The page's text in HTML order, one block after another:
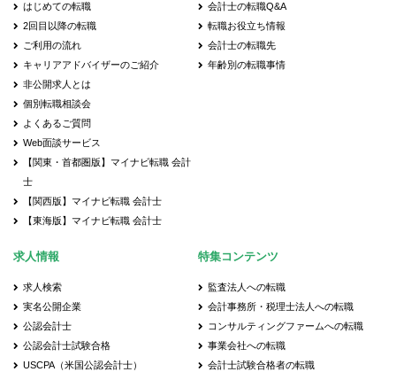
はじめての転職
2回目以降の転職
ご利用の流れ
キャリアアドバイザーのご紹介
非公開求人とは
個別転職相談会
よくあるご質問
Web面談サービス
【関東・首都圏版】マイナビ転職 会計
士
【関西版】マイナビ転職 会計士
【東海版】マイナビ転職 会計士
会計士の転職Q&A
転職お役立ち情報
会計士の転職先
年齢別の転職事情
求人情報
求人検索
実名公開企業
公認会計士
公認会計士試験合格
USCPA（米国公認会計士）
特集コンテンツ
監査法人への転職
会計事務所・税理士法人への転職
コンサルティングファームへの転職
事業会社への転職
会計士試験合格者の転職